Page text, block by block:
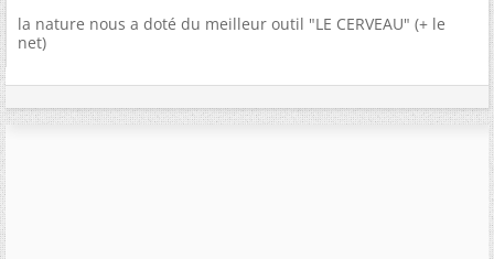
la nature nous a doté du meilleur outil "LE CERVEAU" (+ le
net)